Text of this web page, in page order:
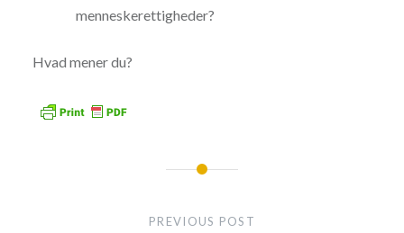
menneskerettigheder?
Hvad mener du?
Indlægsnavigation
PREVIOUS POST